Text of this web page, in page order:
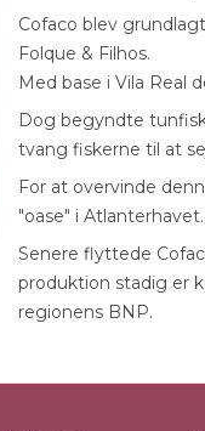
Cofaco blev
Folque & Filhos.
Med base i Vila Real
Dog begyndte
tvang fiskerne til at
For at overvinde
"oase" i Atlanterhavet.
Senere flyttede
produktion stadig er
regionens BNP.